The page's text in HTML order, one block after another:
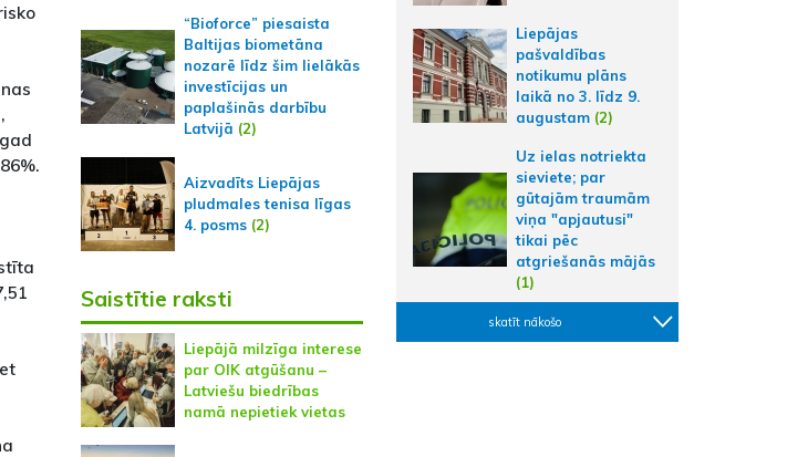
“Bioforce” piesaista
Baltijas biometāna
nozarē līdz šim lielākās
investīcijas un
paplašinās darbību
Latvijā (2)
Aizvadīts Liepājas
pludmales tenisa līgas
4. posms(2)
Saistītie raksti
Liepājā milzīga interese
par OIK atgūšanu –
Latviešu biedrības
namā nepietiek vietas
Liepājas
pašvaldības
notikumu plāns
laikā no 3. līdz 9.
augustam (2)
Uz ielas notriekta
sieviete; par
gūtajām traumām
viņa "apjautusi"
tikai pēc
atgriešanās mājās
(1)
skatīt nākošo